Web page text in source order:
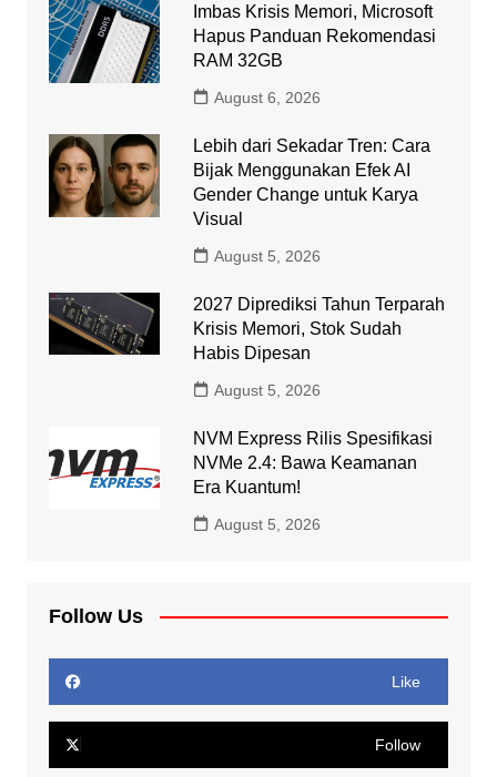
Imbas Krisis Memori, Microsoft
Hapus Panduan Rekomendasi
RAM 32GB
August 6, 2026
Lebih dari Sekadar Tren: Cara
Bijak Menggunakan Efek AI
Gender Change untuk Karya
Visual
August 5, 2026
2027 Diprediksi Tahun Terparah
Krisis Memori, Stok Sudah
Habis Dipesan
August 5, 2026
NVM Express Rilis Spesifikasi
NVMe 2.4: Bawa Keamanan
Era Kuantum!
August 5, 2026
Follow Us
Like
Follow